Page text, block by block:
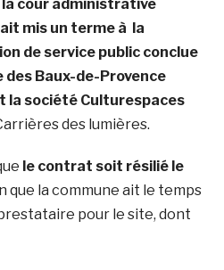
cour administrative
mis un terme à la
de service public conclue
Baux-de-Provence
la société Culturespaces
des lumières.
le contrat soit résilié le
que la commune ait le temps
pour le site, dont